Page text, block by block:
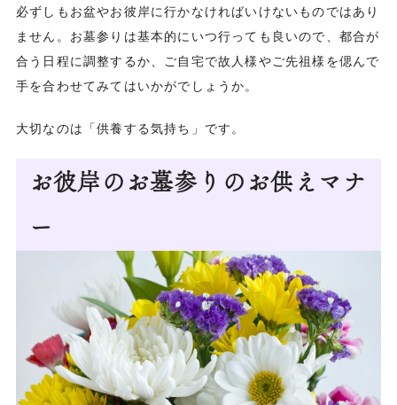
必ずしもお盆やお彼岸に行かなければいけないものではあり
ません。お墓参りは基本的にいつ行っても良いので、都合が
合う日程に調整するか、ご自宅で故人様やご先祖様を偲んで
手を合わせてみてはいかがでしょうか。
大切なのは「供養する気持ち」です。
お彼岸のお墓参りのお供えマナ
ー